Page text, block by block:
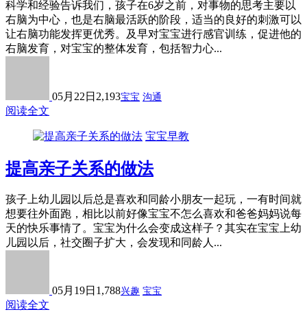
科学和经验告诉我们，孩子在6岁之前，对事物的思考主要以
右脑为中心，也是右脑最活跃的阶段，适当的良好的刺激可以
让右脑功能发挥更优秀。及早对宝宝进行感官训练，促进他的
右脑发育，对宝宝的整体发育，包括智力心...
05月22日 2,193宝宝 沟通
阅读全文
宝宝早教
提高亲子关系的做法
孩子上幼儿园以后总是喜欢和同龄小朋友一起玩，一有时间就
想要往外面跑，相比以前好像宝宝不怎么喜欢和爸爸妈妈说每
天的快乐事情了。宝宝为什么会变成这样子？其实在宝宝上幼
儿园以后，社交圈子扩大，会发现和同龄人...
05月19日 1,788兴趣 宝宝
阅读全文